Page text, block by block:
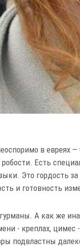
в евреях —
робости. Есть
Это гордость
и готовность
А как же
- креплах,
подвластны